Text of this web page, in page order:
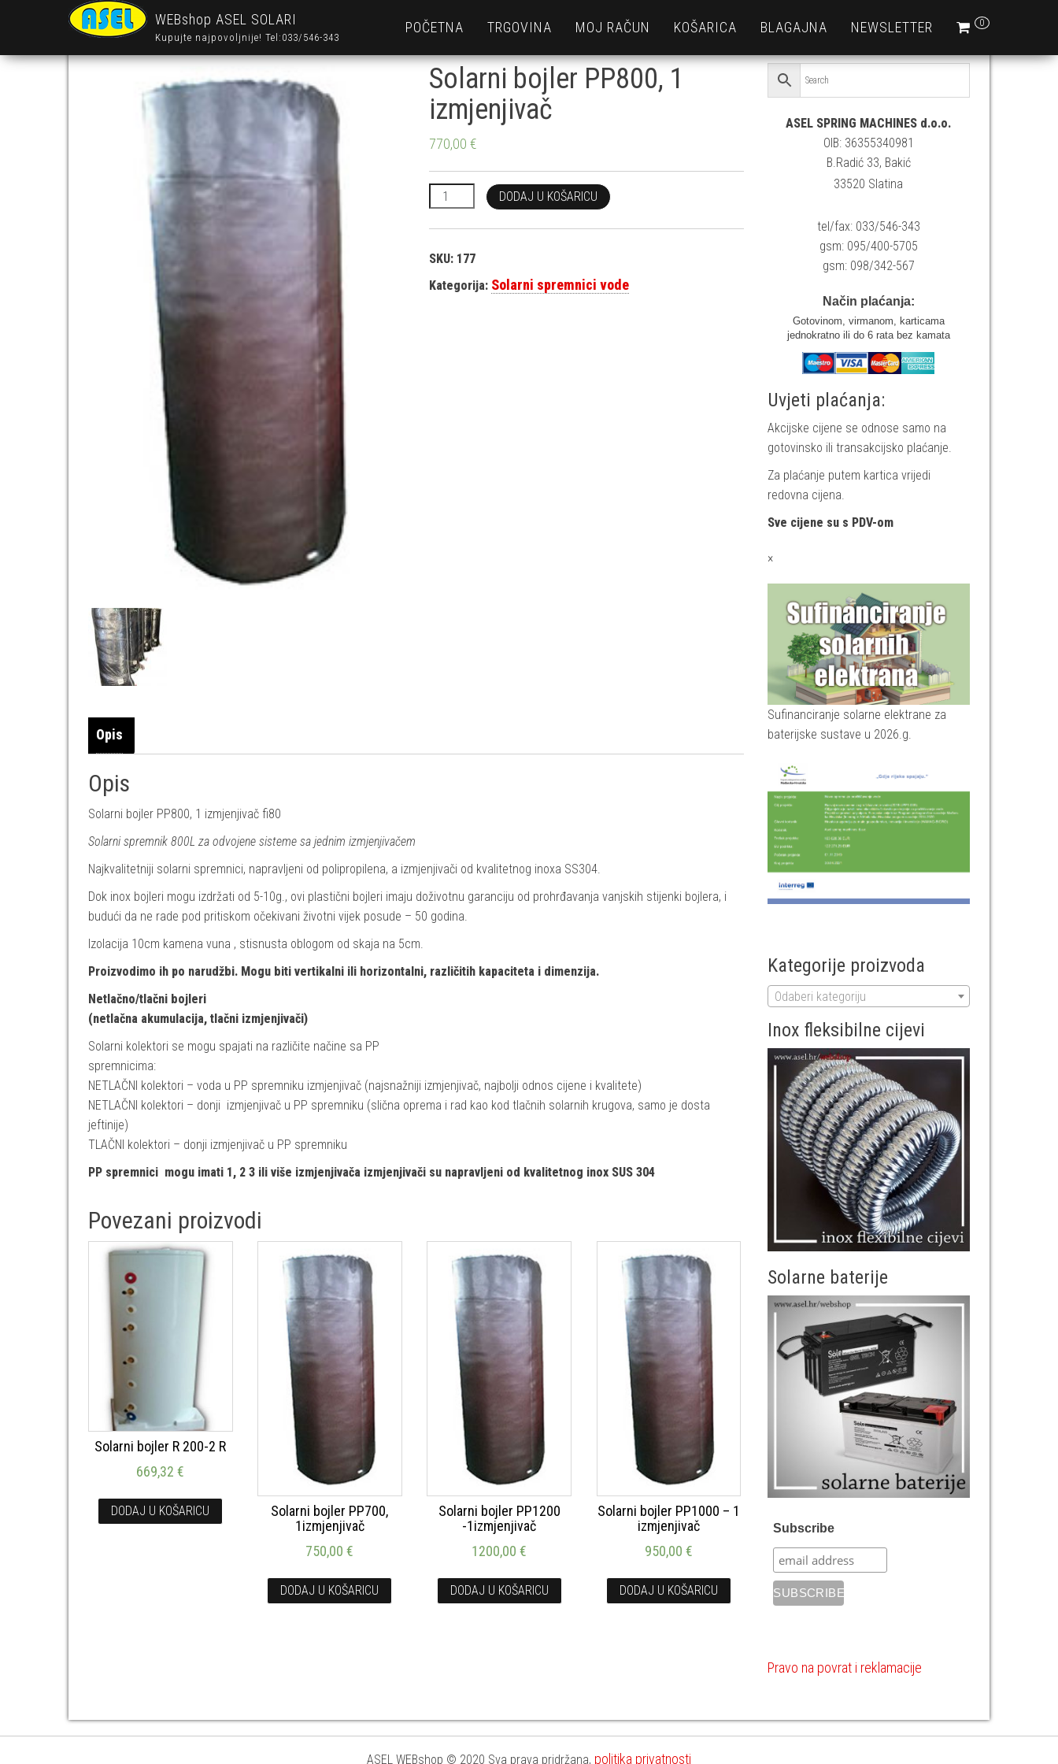
WEBshop ASEL SOLARI
Kupujte najpovoljnije! Tel:033/546-343
0
POČETNA TRGOVINA MOJ RAČUN KOŠARICA BLAGAJNA NEWSLETTER
Solarni bojler PP800, 1
izmjenjivač
770,00 €
Solarni bojler PP800, 1 izmjenjivač količina
DODAJ U KOŠARICU
SKU: 177
Kategorija: Solarni spremnici vode
Opis
Opis
Solarni bojler PP800, 1 izmjenjivač fi80
Solarni spremnik 800L za odvojene sisteme sa jednim izmjenjivačem
Najkvalitetniji solarni spremnici, napravljeni od polipropilena, a izmjenjivači od kvalitetnog inoxa SS304.
Dok inox bojleri mogu izdržati od 5-10g., ovi plastični bojleri imaju doživotnu garanciju od prohrđavanja vanjskih stijenki bojlera, i
budući da ne rade pod pritiskom očekivani životni vijek posude – 50 godina.
Izolacija 10cm kamena vuna , stisnusta oblogom od skaja na 5cm.
Proizvodimo ih po narudžbi. Mogu biti vertikalni ili horizontalni, različitih kapaciteta i dimenzija.
Netlačno/tlačni bojleri
(netlačna akumulacija, tlačni izmjenjivači)
Solarni kolektori se mogu spajati na različite načine sa PP
spremnicima:
NETLAČNI kolektori – voda u PP spremniku izmjenjivač (najsnažniji izmjenjivač, najbolji odnos cijene i kvalitete)
NETLAČNI kolektori – donji izmjenjivač u PP spremniku (slična oprema i rad kao kod tlačnih solarnih krugova, samo je dosta
jeftinije)
TLAČNI kolektori – donji izmjenjivač u PP spremniku
PP spremnici mogu imati 1, 2 3 ili više izmjenjivača izmjenjivači su napravljeni od kvalitetnog inox SUS 304
Povezani proizvodi
Solarni bojler R 200-2 R
669,32€
DODAJ U KOŠARICU
Solarni bojler PP700,
1izmjenjivač
750,00€
DODAJ U KOŠARICU
Solarni bojler PP1200
-1izmjenjivač
1200,00€
DODAJ U KOŠARICU
Solarni bojler PP1000 – 1
izmjenjivač
950,00 €
DODAJ U KOŠARICU
ASEL SPRING MACHINES d.o.o.
OIB: 36355340981
B.Radić 33, Bakić
33520 Slatina
tel/fax: 033/546-343
gsm: 095/400-5705
gsm: 098/342-567
Način plaćanja:
Gotovinom, virmanom, karticama
jednokratno ili do 6 rata bez kamata
Uvjeti plaćanja:
Akcijske cijene se odnose samo na
gotovinsko ili transakcijsko plaćanje.
Za plaćanje putem kartica vrijedi
redovna cijena.
Sve cijene su s PDV-om
×
Sufinanciranje solarne elektrane za
baterijske sustave u 2026.g.
Kategorije proizvoda
Odaberi kategoriju
Inox fleksibilne cijevi
Solarne baterije
Subscribe
Pravo na povrat i reklamacije
ASEL WEBshop © 2020 Sva prava pridržana, politika privatnosti